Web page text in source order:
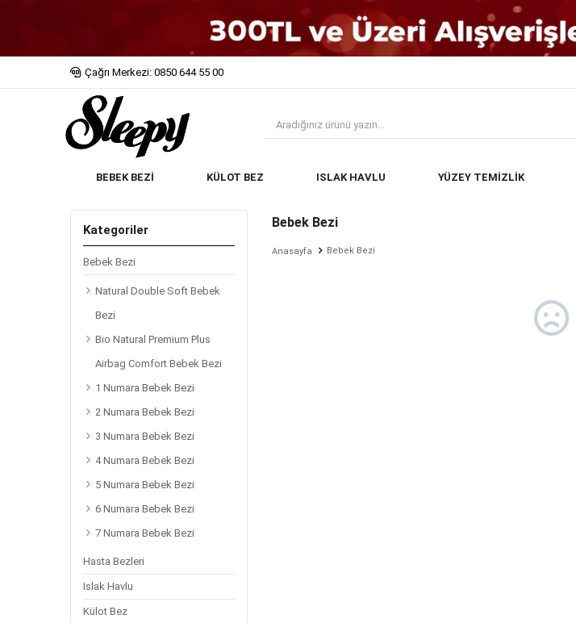
Çağrı Merkezi: 0850 644 55 00
BEBEK BEZİ KÜLOT BEZ ISLAK HAVLU YÜZEY TEMİZLİK
Kategoriler
Bebek Bezi
Natural Double Soft Bebek
Bezi
Bio Natural Premium Plus
Airbag Comfort Bebek Bezi
1 Numara Bebek Bezi
2 Numara Bebek Bezi
3 Numara Bebek Bezi
4 Numara Bebek Bezi
5 Numara Bebek Bezi
6 Numara Bebek Bezi
7 Numara Bebek Bezi
Hasta Bezleri
Islak Havlu
Külot Bez
Bebek Bezi
Anasayfa Bebek Bezi